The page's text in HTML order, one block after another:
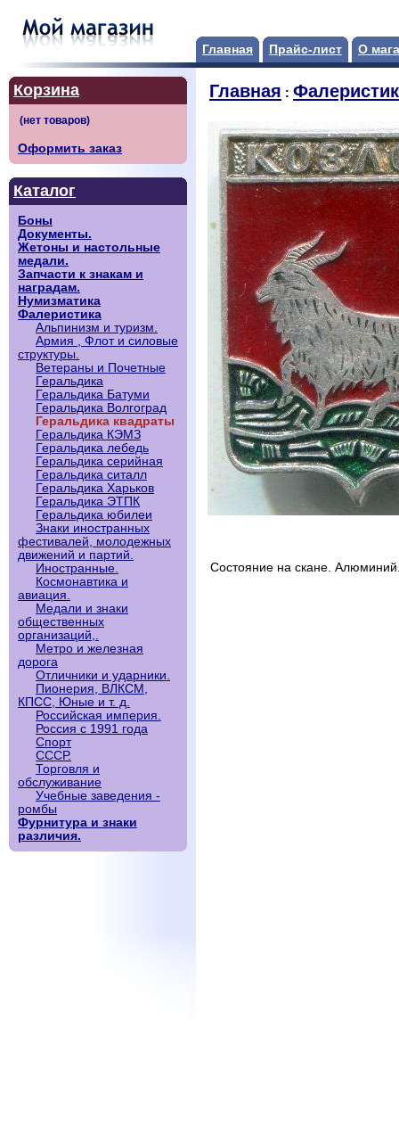
Главная Прайс-лист О
Корзина
Оформить заказ
Каталог
Боны
Документы.
Жетоны и настольные
медали.
Запчасти к знакам и
наградам.
Нумизматика
Фалеристика
Альпинизм и туризм.
Армия , Флот и силовые
структуры.
Ветераны и Почетные
Геральдика
Геральдика Батуми
Геральдика Волгоград
Геральдика квадраты
Геральдика КЭМЗ
Геральдика лебедь
Геральдика серийная
Геральдика ситалл
Геральдика Харьков
Геральдика ЭТПК
Геральдика юбилеи
Знаки иностранных
фестивалей, молодежных
движений и партий.
Иностранные.
Космонавтика и
авиация.
Медали и знаки
общественных
организаций,.
Метро и железная
дорога
Отличники и ударники.
Пионерия, ВЛКСМ,
КПСС, Юные и т. д.
Российская империя.
Россия с 1991 года
Спорт
СССР.
Торговля и
обслуживание
Учебные заведения -
ромбы
Фурнитура и знаки
различия.
Главная :
Состояние на скане.